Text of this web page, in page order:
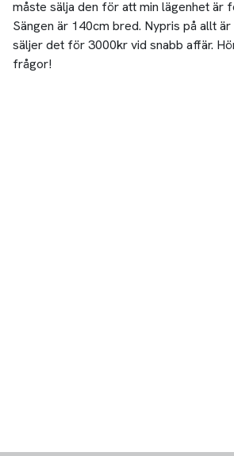
måste sälja den för att min lägenhet är
Sängen är 140cm bred. Nypris på allt
säljer det för 3000kr vid snabb affär.
frågor!